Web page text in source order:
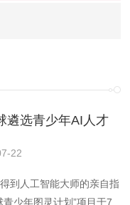
遴选青少年AI人才
22
到人工智能大师的亲自指
少年图灵计划”项目于7